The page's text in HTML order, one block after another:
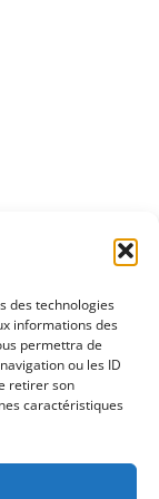
des technologies
informations des
permettra de
ou les ID
retirer son
caractéristiques